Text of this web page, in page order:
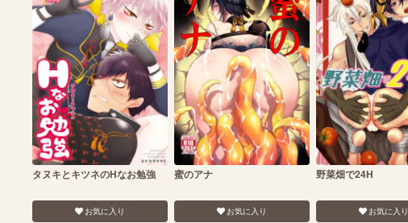
タヌキとキツネのHなお勉強
お気に入り
蜜のアナ
お気に入り
野菜畑で24H
お気に入り